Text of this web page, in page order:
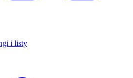
i listy